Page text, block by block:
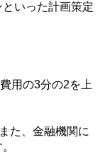
いった計画策定
用の3分の2を上
た、金融機関に